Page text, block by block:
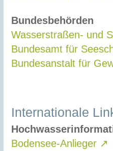
Bundesbehörden
Wasserstraßen- und
Bundesamt für
Bundesanstalt für
Internationale
Bodensee-Anlieger ↗